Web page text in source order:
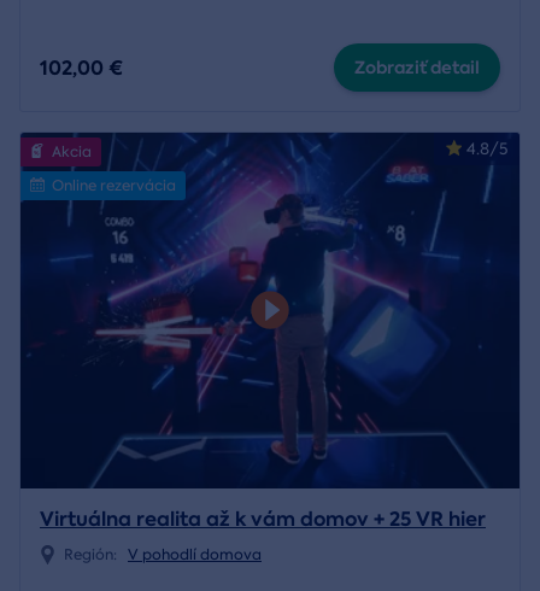
102,00 € Zobraziť detail
4.8/5
Akcia
Online rezervácia
Virtuálna realita až k vám domov + 25 VR hier
Región: V pohodlí domova